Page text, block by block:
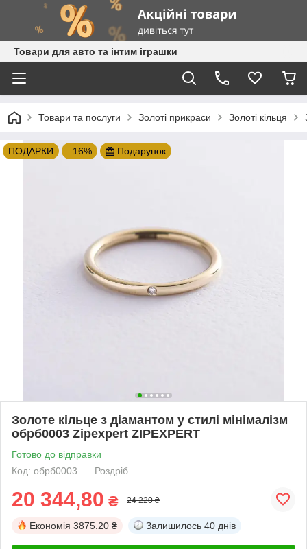
Товари для авто та інтим іграшки
Товари та послуги Золоті прикраси Золоті кільця
ПОДАРКИ –16% Подарунок
Золоте кільце з діамантом у стилі мінімалізм
обрб0003 Zipexpert ZIPEXPERT
Готово до відправки
Код: обрб0003
Роздріб
20 344,80 ₴ 24 220 ₴
Економія 3875.20 ₴ Залишилось 40 днів